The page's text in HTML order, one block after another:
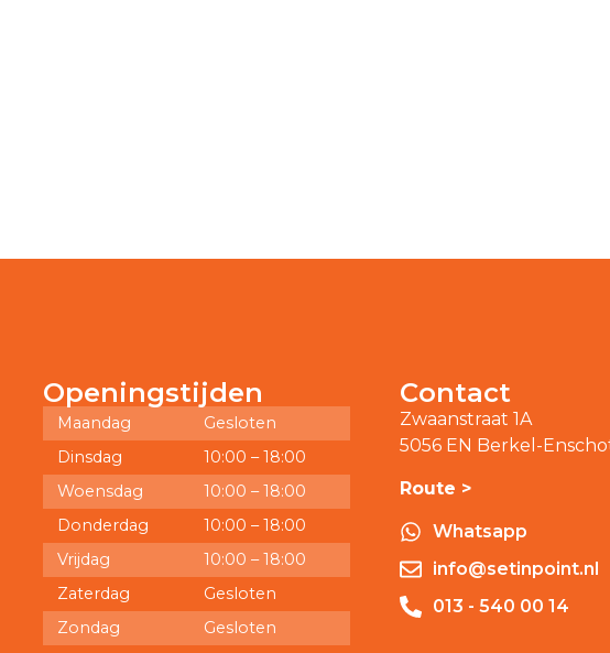
Openingstijden
Maandag
Gesloten
Dinsdag
10:00 – 18:00
Woensdag
10:00 – 18:00
Donderdag
10:00 – 18:00
Vrijdag
10:00 – 18:00
Zaterdag
Gesloten
Zondag
Gesloten
Contact
Zwaanstraat 1A
5056 EN Berkel-
Route >
Whatsapp
info@setinpoint.nl
013 - 540 00 14